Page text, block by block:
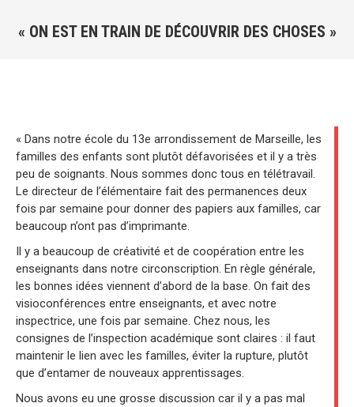
« ON EST EN TRAIN DE DÉCOUVRIR DES CHOSES »
« Dans notre école du 13e arrondissement de Marseille, les
familles des enfants sont plutôt défavorisées et il y a très
peu de soignants. Nous sommes donc tous en télétravail.
Le directeur de l’élémentaire fait des permanences deux
fois par semaine pour donner des papiers aux familles, car
beaucoup n’ont pas d’imprimante.
Il y a beaucoup de créativité et de coopération entre les
enseignants dans notre circonscription. En règle générale,
les bonnes idées viennent d’abord de la base. On fait des
visioconférences entre enseignants, et avec notre
inspectrice, une fois par semaine. Chez nous, les
consignes de l’inspection académique sont claires : il faut
maintenir le lien avec les familles, éviter la rupture, plutôt
que d’entamer de nouveaux apprentissages.
Nous avons eu une grosse discussion car il y a pas mal